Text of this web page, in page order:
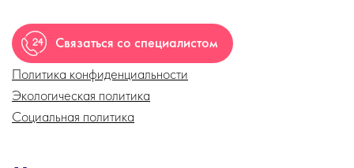
Связаться со специалистом
Политика конфиденциальности
Экологическая политика
Социальная политика